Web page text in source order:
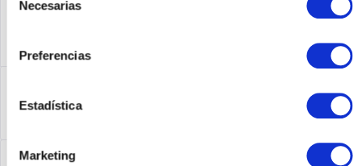
Necesarias
Preferencias
Estadística
Marketing
816965-B21 | Möchten Sie die Leistung Ihrer datenintensiven
Leasing